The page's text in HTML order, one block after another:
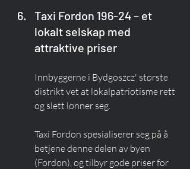
Taxi Fordon 196-24 – et
lokalt selskap med
attraktive priser
Innbyggerne i Bydgoszcz' største
distrikt vet at lokalpatriotisme rett
og slett lønner seg.
Taxi Fordon spesialiserer seg på å
betjene denne delen av byen
(Fordon), og tilbyr gode priser for